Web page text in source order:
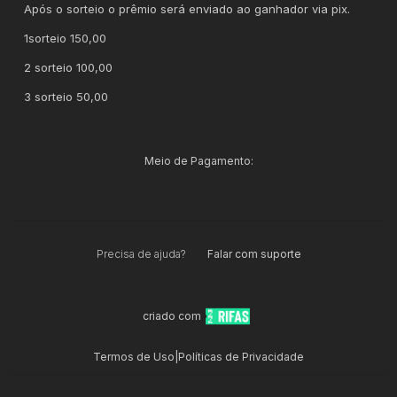
Após o sorteio o prêmio será enviado ao ganhador via pix.
1sorteio 150,00
2 sorteio 100,00
3 sorteio 50,00
Meio de Pagamento:
Precisa de ajuda? Falar com suporte
criado com
Termos de Uso Políticas de Privacidade